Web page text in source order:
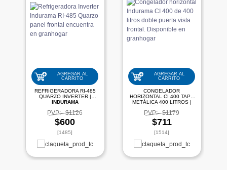
AGREGAR AL
CARRITO
REFRIGERADORA RI-485
QUARZO INVERTER |
INDURAMA
PVP: $1126
$600
[1485]
AGREGAR AL
CARRITO
CONGELADOR
HORIZONTAL CI 400 TAPA
METÁLICA 400 LITROS |
INDURAMA
PVP: $1179
$711
[1514]